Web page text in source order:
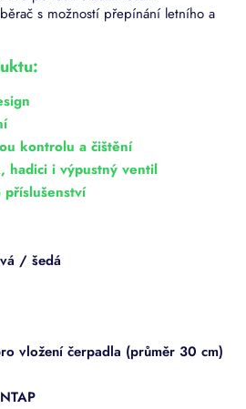
s možností přepínání letního a
kontrolu a čištění
hadici i výpustný ventil
/ šedá
vložení čerpadla (průměr 30 cm)